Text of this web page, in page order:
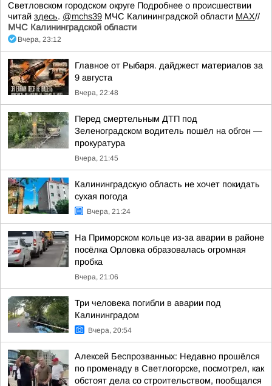
Светловском городском округе Подробнее о происшествии
читай здесь. @mchs39 МЧС Калининградской области MAX//
МЧС Калининградской области
Вчера, 23:12
Главное от Рыбаря. дайджест материалов за
9 августа
Вчера, 22:48
Перед смертельным ДТП под
Зеленоградском водитель пошёл на обгон —
прокуратура
Вчера, 21:45
Калининградскую область не хочет покидать
сухая погода
Вчера, 21:24
На Приморском кольце из-за аварии в районе
посёлка Орловка образовалась огромная
пробка
Вчера, 21:06
Три человека погибли в аварии под
Калининградом
Вчера, 20:54
Алексей Беспрозванных: Недавно прошёлся
по променаду в Светлогорске, посмотрел, как
обстоят дела со строительством, пообщался